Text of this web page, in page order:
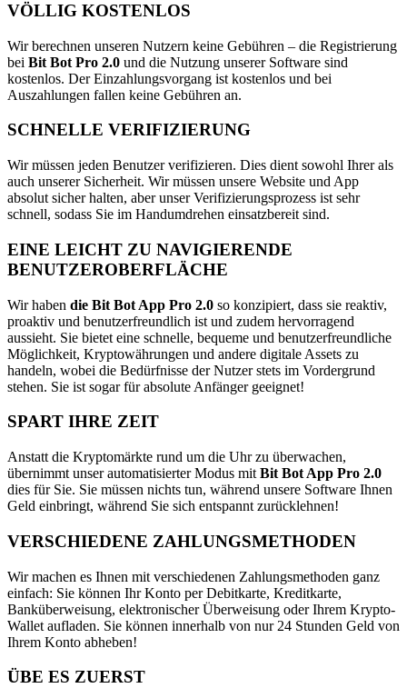
VÖLLIG KOSTENLOS
Wir berechnen unseren Nutzern keine Gebühren – die Registrierung
bei Bit Bot Pro 2.0 und die Nutzung unserer Software sind
kostenlos. Der Einzahlungsvorgang ist kostenlos und bei
Auszahlungen fallen keine Gebühren an.
SCHNELLE VERIFIZIERUNG
Wir müssen jeden Benutzer verifizieren. Dies dient sowohl Ihrer als
auch unserer Sicherheit. Wir müssen unsere Website und App
absolut sicher halten, aber unser Verifizierungsprozess ist sehr
schnell, sodass Sie im Handumdrehen einsatzbereit sind.
EINE LEICHT ZU NAVIGIERENDE
BENUTZEROBERFLÄCHE
Wir haben die Bit Bot App Pro 2.0 so konzipiert, dass sie reaktiv,
proaktiv und benutzerfreundlich ist und zudem hervorragend
aussieht. Sie bietet eine schnelle, bequeme und benutzerfreundliche
Möglichkeit, Kryptowährungen und andere digitale Assets zu
handeln, wobei die Bedürfnisse der Nutzer stets im Vordergrund
stehen. Sie ist sogar für absolute Anfänger geeignet!
SPART IHRE ZEIT
Anstatt die Kryptomärkte rund um die Uhr zu überwachen,
übernimmt unser automatisierter Modus mit Bit Bot App Pro 2.0
dies für Sie. Sie müssen nichts tun, während unsere Software Ihnen
Geld einbringt, während Sie sich entspannt zurücklehnen!
VERSCHIEDENE ZAHLUNGSMETHODEN
Wir machen es Ihnen mit verschiedenen Zahlungsmethoden ganz
einfach: Sie können Ihr Konto per Debitkarte, Kreditkarte,
Banküberweisung, elektronischer Überweisung oder Ihrem Krypto-
Wallet aufladen. Sie können innerhalb von nur 24 Stunden Geld von
Ihrem Konto abheben!
ÜBE ES ZUERST